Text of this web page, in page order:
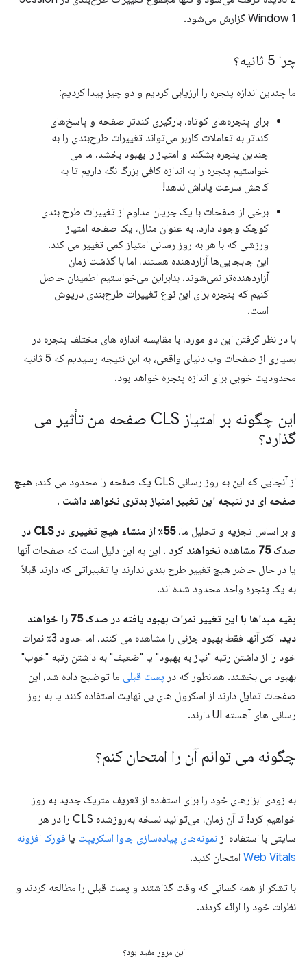
Window 1 گزارش می‌شود.
چرا 5 ثانیه؟
ما چندین اندازه پنجره را ارزیابی کردیم و دو چیز پیدا کردیم:
برای پنجره‌های کوتاه، بارگیری کندتر صفحه و پاسخ‌های
کندتر به تعاملات کاربر می‌تواند تغییرات طرح‌بندی را به
چندین پنجره بشکند و امتیاز را بهبود بخشد. ما می
خواستیم پنجره را به اندازه کافی بزرگ نگه داریم تا به
کاهش سرعت پاداش ندهد!
برخی از صفحات با یک جریان مداوم از تغییرات طرح بندی
کوچک وجود دارد. به عنوان مثال، یک صفحه امتیاز
ورزشی که با هر به روز رسانی امتیاز کمی تغییر می کند.
این جابجایی‌ها آزاردهنده هستند، اما با گذشت زمان
آزاردهنده‌تر نمی‌شوند. بنابراین می‌خواستیم اطمینان حاصل
کنیم که پنجره برای این نوع تغییرات طرح‌بندی درپوش
است.
با در نظر گرفتن این دو مورد، با مقایسه اندازه های مختلف پنجره در
بسیاری از صفحات وب دنیای واقعی، به این نتیجه رسیدیم که 5 ثانیه
محدودیت خوبی برای اندازه پنجره خواهد بود.
این چگونه بر امتیاز CLS صفحه من تأثیر می
گذارد؟
از آنجایی که این به روز رسانی CLS یک صفحه را محدود می کند،
هیچ
صفحه ای در نتیجه این تغییر امتیاز بدتری نخواهد داشت .
و بر اساس تجزیه و تحلیل ما،
55٪ از منشاء هیچ تغییری در CLS در
صدک 75 مشاهده نخواهند کرد
. این به این دلیل است که صفحات آنها
یا در حال حاضر هیچ تغییر طرح بندی ندارند یا تغییراتی که دارند قبلاً
به یک پنجره واحد محدود شده اند.
بقیه مبداها با این تغییر نمرات بهبود یافته در صدک 75 را خواهند
دید.
اکثر آنها فقط بهبود جزئی را مشاهده می کنند، اما حدود 3٪ نمرات
خود را از داشتن رتبه "نیاز به بهبود" یا "ضعیف" به داشتن رتبه "خوب"
بهبود می بخشند. همانطور که در پست قبلی ما توضیح داده شد، این
صفحات تمایل دارند از اسکرول های بی نهایت استفاده کنند یا به روز
رسانی های آهسته UI دارند.
چگونه می توانم آن را امتحان کنم؟
به زودی ابزارهای خود را برای استفاده از تعریف متریک جدید به روز
خواهیم کرد! تا آن زمان، می‌توانید نسخه به‌روزشده CLS را در هر
سایتی با استفاده از نمونه‌های پیاده‌سازی جاوا اسکریپت یا فورک افزونه
Web Vitals امتحان کنید.
با تشکر از همه کسانی که وقت گذاشتند و پست قبلی را مطالعه کردند و
نظرات خود را ارائه کردند.
این مرور مفید بود؟